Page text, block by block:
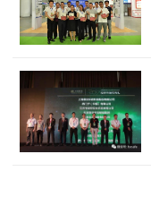
报早防的效果。
成示意图： 图像
和监控端两大部分
两者之间通过以太网
联，一台监控主机